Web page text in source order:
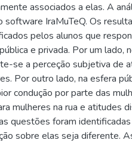
associados a elas. A
software IraMuTeQ. Os
pelos alunos que
e privada. Por um lado,
se a perceção subjetiva de
Por outro lado, na esfera
condução por parte das
mulheres na rua e atitudes
questões foram
sobre elas seja diferente.